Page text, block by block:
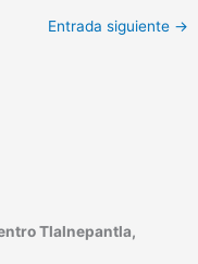
Entrada siguiente →
Tlalnepantla,